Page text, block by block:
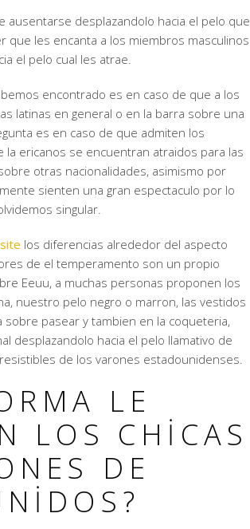
ausentarse desplazandolo hacia el pelo que
les encanta a los miembros masculinos
el pelo cual les atrae.
encontrado es en caso de que a los
latinas en general o en la barra sobre una
es en caso de que admiten los
ericanos se encuentran atraidos para las
otras nacionalidades, asimismo por
sienten una gran espectaculo por lo
singular.
los diferencias alrededor del aspecto
de el temperamento son un propio
Eeuu, a muchas personas proponen los
nuestro pelo negro o marron, las vestidos
pasear y tambien en la coqueteria,
desplazandolo hacia el pelo llamativo de
de los varones estadounidenses.
LE
LOS CHICAS
DE